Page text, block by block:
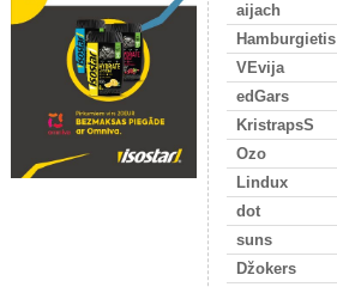
aijach
Hamburgietis
VEvija
edGars
KristrapsS
Ozo
Lindux
dot
suns
Džokers